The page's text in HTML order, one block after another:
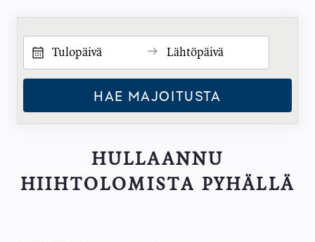
HAE MAJOITUSTA
HULLAANNU
HIIHTOLOMISTA PYHÄLLÄ